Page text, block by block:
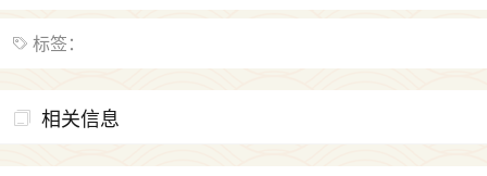
标签：
相关信息